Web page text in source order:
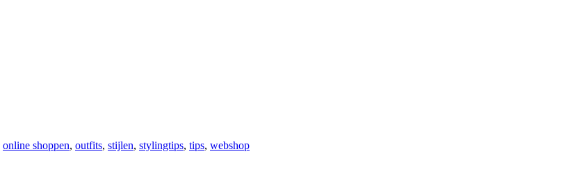
online shoppen, outfits, stijlen, stylingtips, tips, webshop